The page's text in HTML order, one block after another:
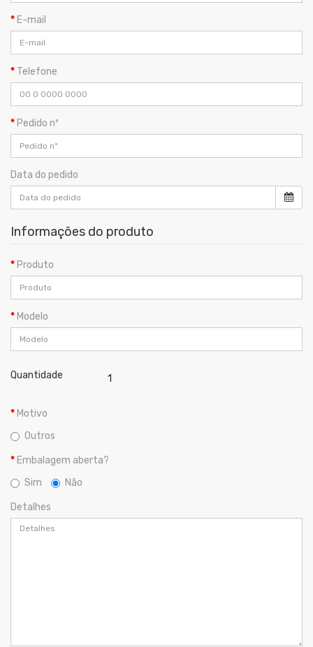
E-mail
Telefone
Pedido nº
Data do pedido
Informações do produto
Produto
Modelo
Quantidade
Motivo
Outros
Embalagem aberta?
Sim
Não
Detalhes